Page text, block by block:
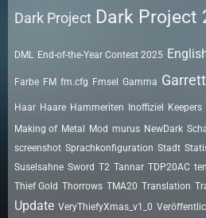
Dark Project Dark Project
DML End-of-the-Year Contest 2025
Farbe FM fm.cfg Fmsel Gamma Garrett
Haar Haare Hammeriten Inoffiziel Keepers
Making of Metal Mod murus NewDark
screenshot Sprachkonfiguration Stadt
Suselsahne Sword T2 Tannar TDP20AC
Thief Gold Thorrows TMA20 Translation
Update VeryThiefyXmas_v1_0